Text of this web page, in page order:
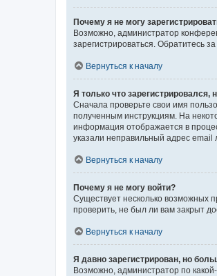
Почему я не могу
Возможно, администратор
зарегистрироваться. Обратитесь
Вернуться к началу
Я только что зарегистрировался,
Сначала проверьте свои имя
полученным инструкциям. На
информация отображается в
указали неправильный адрес
Вернуться к началу
Почему я не могу войти?
Существует несколько возможных
проверить, не был ли вам закрыт
Вернуться к началу
Я давно зарегистрирован, но
Возможно, администратор по